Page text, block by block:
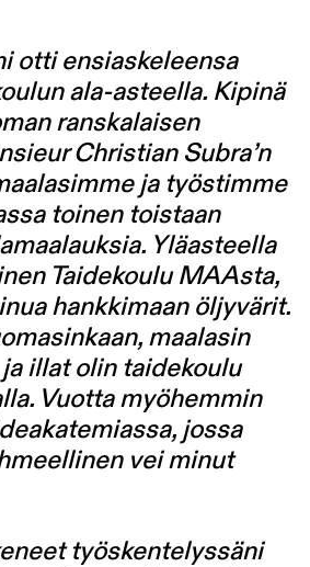
otti ensiaskeleensa
ala-asteella. Kipinä
ranskalaisen
Christian Subra’n
ja työstimme
toinen toistaan
Yläasteella
Taidekoulu MAAsta,
hankkimaan öljyvärit.
maalasin
illat olin taidekoulu
Vuotta myöhemmin
jossa
vei minut
työskentelyssäni